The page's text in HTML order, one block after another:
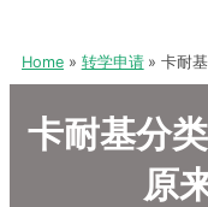
Home 转学申请 卡耐
卡耐基分
原